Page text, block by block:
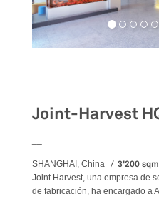
Joint-Harvest
SHANGHAI, China 3'200 sqm
Joint Harvest, una empresa de
de fabricación, ha encargado a